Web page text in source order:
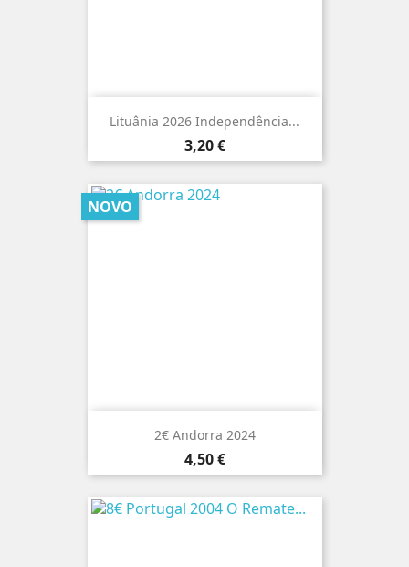
Lituânia 2026 Independência...
Preço
3,20 €
2€ Andorra 2024
Preço
4,50 €
NOVO